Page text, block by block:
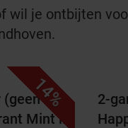
wil je ontbijten
14%
(geen
Mint in
2-